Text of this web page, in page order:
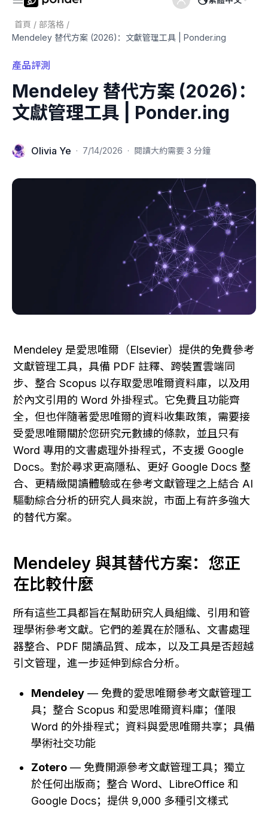
首頁 / 部落格 /
Mendeley 替代方案 (2026)：文獻管理工具 | Ponder.ing
產品評測
Mendeley 替代方案 (2026)：
文獻管理工具 | Ponder.ing
Olivia Ye · 7/14/2026 · 閱讀大約需要 3 分鐘
Mendeley 是愛思唯爾（Elsevier）提供的免費參考
文獻管理工具，具備 PDF 註釋、跨裝置雲端同
步、整合 Scopus 以存取愛思唯爾資料庫，以及用
於內文引用的 Word 外掛程式。它免費且功能齊
全，但也伴隨著愛思唯爾的資料收集政策，需要接
受愛思唯爾關於您研究元數據的條款，並且只有
Word 專用的文書處理外掛程式，不支援 Google
Docs。對於尋求更高隱私、更好 Google Docs 整
合、更精緻閱讀體驗或在參考文獻管理之上結合 AI
驅動綜合分析的研究人員來說，市面上有許多強大
的替代方案。
Mendeley 與其替代方案：您正
在比較什麼
所有這些工具都旨在幫助研究人員組織、引用和管
理學術參考文獻。它們的差異在於隱私、文書處理
器整合、PDF 閱讀品質、成本，以及工具是否超越
引文管理，進一步延伸到綜合分析。
Mendeley — 免費的愛思唯爾參考文獻管理工
具；整合 Scopus 和愛思唯爾資料庫；僅限
Word 的外掛程式；資料與愛思唯爾共享；具備
學術社交功能
Zotero — 免費開源參考文獻管理工具；獨立
於任何出版商；整合 Word、LibreOffice 和
Google Docs；提供 9,000 多種引文樣式